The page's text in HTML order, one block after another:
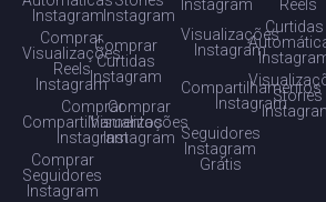
Instagram Instagram
Comprar
Visualizações
Reels
Instagram
Comprar
Curtidas
Instagram
Comprar
Compartilhamentos
Instagram
Comprar
Visualizações
Instagram
Comprar
Seguidores
Instagram
Instagram
Reels
Visualizações
Instagram
Curtidas
Compartilhamentos
InstagramStories
Seguidores
Instagram
Grátis